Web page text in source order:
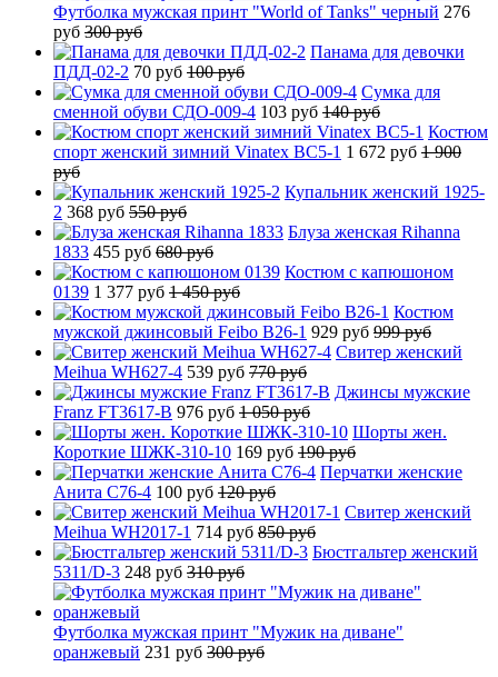
Футболка мужская принт "World of Tanks" черный 276
руб 300 руб
Панама для девочки
ПДД-02-2 70 руб 100 руб
Сумка для
сменной обуви СДО-009-4 103 руб 140 руб
Костюм
спорт женский зимний Vinatex BC5-1 1 672 руб 1 900
руб
Купальник женский 1925-
2 368 руб 550 руб
Блуза женская Rihanna
1833 455 руб 680 руб
Костюм с капюшоном
0139 1 377 руб 1 450 руб
Костюм
мужской джинсовый Feibo B26-1 929 руб 999 руб
Свитер женский
Meihua WH627-4 539 руб 770 руб
Джинсы мужские
Franz FT3617-B 976 руб 1 050 руб
Шорты жен.
Короткие ШЖК-310-10 169 руб 190 руб
Перчатки женские
Анита C76-4 100 руб 120 руб
Свитер женский
Meihua WH2017-1 714 руб 850 руб
Бюстгальтер женский
5311/D-3 248 руб 310 руб
Футболка мужская принт "Мужик на диване"
оранжевый 231 руб 300 руб